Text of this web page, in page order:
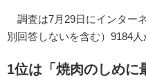
調査は7月29日にインター
別回答しないを含む）9184
1位は「焼肉のしめに